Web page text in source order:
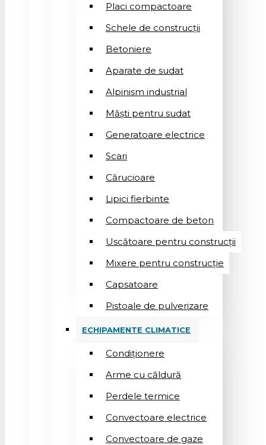
Placi compactoare
Schele de construcții
Betoniere
Aparate de sudat
Alpinism industrial
Măști pentru sudat
Generatoare electrice
Scari
Cărucioare
Lipici fierbinte
Compactoare de beton
Uscătoare pentru construcții
Mixere pentru construcție
Capsatoare
Pistoale de pulverizare
ECHIPAMENTE CLIMATICE
Condiționere
Arme cu căldură
Perdele termice
Convectoare electrice
Convectoare de gaze